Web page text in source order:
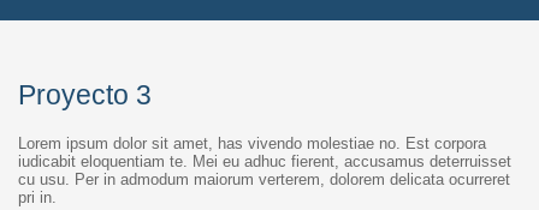
Proyecto 3
Lorem ipsum dolor sit amet, has vivendo molestiae no. Est corpora
iudicabit eloquentiam te. Mei eu adhuc fierent, accusamus deterruisset
cu usu. Per in admodum maiorum verterem, dolorem delicata ocurreret
pri in.